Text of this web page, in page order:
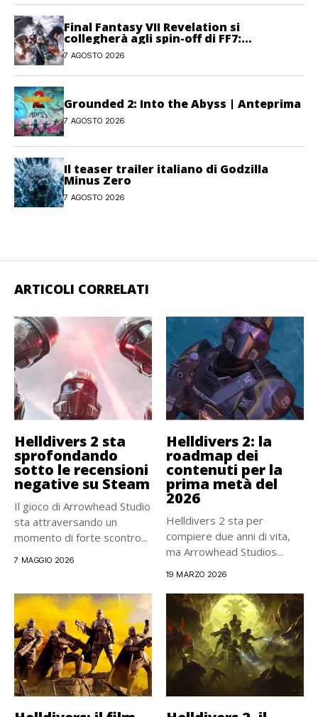
Final Fantasy VII Revelation si
collegherà agli spin-off di FF7:
Hamaguchi non si pone limiti
7 AGOSTO 2026
Grounded 2: Into the Abyss | Anteprima
7 AGOSTO 2026
Il teaser trailer italiano di Godzilla
Minus Zero
7 AGOSTO 2026
ARTICOLI CORRELATI
Helldivers 2 sta
sprofondando
sotto le recensioni
negative su Steam
Il gioco di Arrowhead Studio
sta attraversando un
momento di forte scontro...
7 MAGGIO 2026
Helldivers 2: la
roadmap dei
contenuti per la
prima metà del
2026
Helldivers 2 sta per
compiere due anni di vita,
ma Arrowhead Studios...
19 MARZO 2026